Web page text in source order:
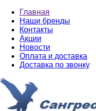
Главная
Наши бренды
Контакты
Акции
Новости
Оплата и доставка
Доставка по звонку